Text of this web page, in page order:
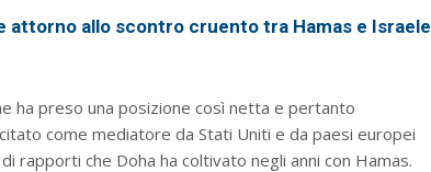
attorno allo scontro cruento tra Hamas e Israele
ha preso una posizione così netta e pertanto
come mediatore da Stati Uniti e da paesi europei
rapporti che Doha ha coltivato negli anni con Hamas.